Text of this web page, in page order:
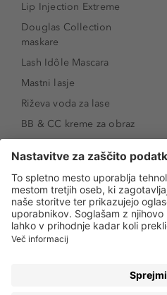
Lip Injection Extreme
Douglas Collection
maskare
Lash Idôle Mascara
Mastni lasje
Riževa voda za lase
BB & CC kreme za obraz
SPF 30
Senčila za oči
Tekoči puder
Ličenje povešenih vek
Kako povečati oči